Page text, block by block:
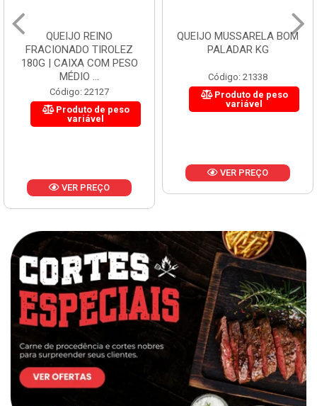
QUEIJO REINO
FRACIONADO TIROLEZ
180G | CAIXA COM PESO
MÉDIO ...
Código: 22127
Produto de peso
variável
VER PREÇO
QUEIJO MUSSARELA BOM
PALADAR KG
Código: 21338
Produto de peso
variável
VER PREÇO